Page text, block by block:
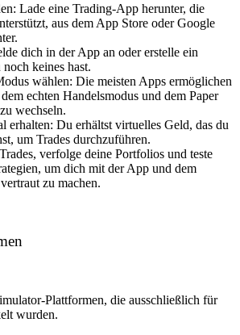
Lade eine Trading-App herunter, die
aus dem App Store oder Google
dich in der App an oder erstelle ein
keines hast.
wählen: Die meisten Apps ermöglichen
echten Handelsmodus und dem Paper
wechseln.
erhalten: Du erhältst virtuelles Geld, das du
um Trades durchzuführen.
verfolge deine Portfolios und teste
um dich mit der App und dem
zu machen.
Plattformen, die ausschließlich für
wurden.